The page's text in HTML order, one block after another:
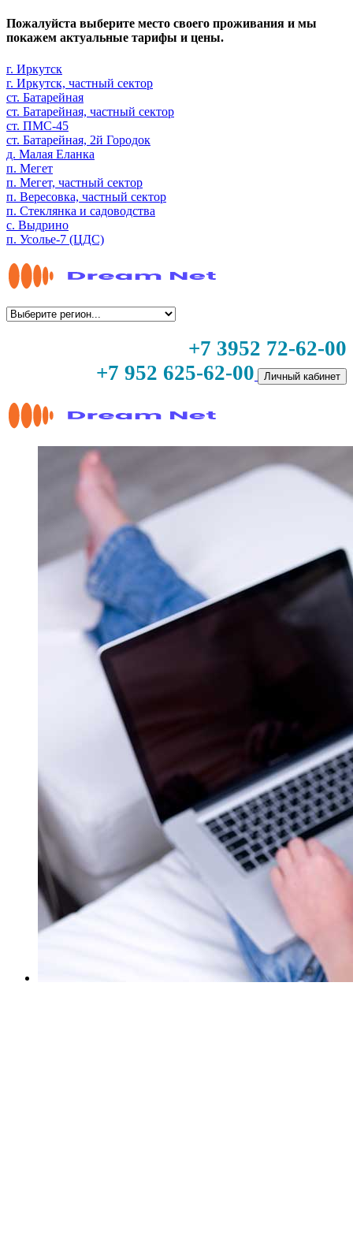
Пожалуйста выберите место своего проживания и мы
покажем актуальные тарифы и цены.
г. Иркутск
г. Иркутск, частный сектор
ст. Батарейная
ст. Батарейная, частный сектор
ст. ПМС-45
ст. Батарейная, 2й Городок
д. Малая Еланка
п. Мегет
п. Мегет, частный сектор
п. Вересовка, частный сектор
п. Стеклянка и садоводства
с. Выдрино
п. Усолье-7 (ЦДС)
+7 3952 72-62-00
+7 952 625-62-00
Личный кабинет